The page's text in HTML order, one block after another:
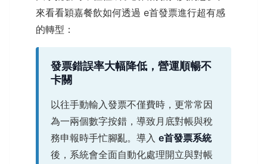
來看看穎嘉餐飲如何透過 e首發票進行超有感
的轉型：
發票錯誤率大幅降低，營運順暢不
卡關
以往手動輸入發票不僅費時，更常常因
為一兩個數字按錯，導致月底對帳與稅
務申報時手忙腳亂。導入 e首發票系統
後，系統會全面自動化處理開立與對帳